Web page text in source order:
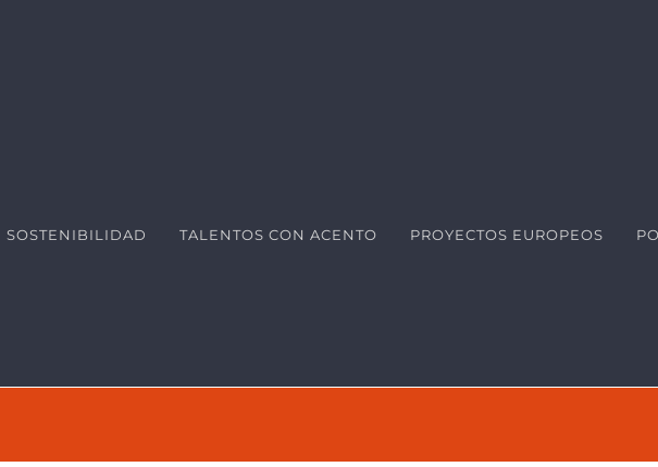
SOSTENIBILIDAD TALENTOS CON ACENTO PROYECTOS EUROPEOS